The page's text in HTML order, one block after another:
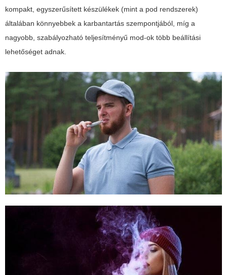
kompakt, egyszerűsített készülékek (mint a pod rendszerek)
általában könnyebbek a karbantartás szempontjából, míg a
nagyobb, szabályozható teljesítményű mod-ok több beállítási
lehetőséget adnak.